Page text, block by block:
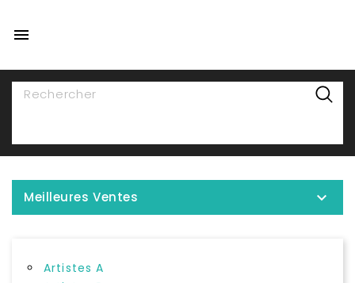

Meilleures Ventes 
Artistes A